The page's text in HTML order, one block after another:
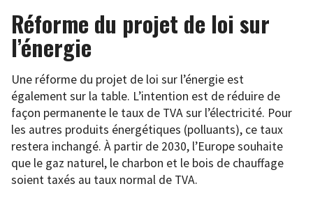
Réforme du projet de loi sur
l’énergie
Une réforme du projet de loi sur l’énergie est
également sur la table. L’intention est de réduire de
façon permanente le taux de TVA sur l’électricité. Pour
les autres produits énergétiques (polluants), ce taux
restera inchangé. À partir de 2030, l’Europe souhaite
que le gaz naturel, le charbon et le bois de chauffage
soient taxés au taux normal de TVA.